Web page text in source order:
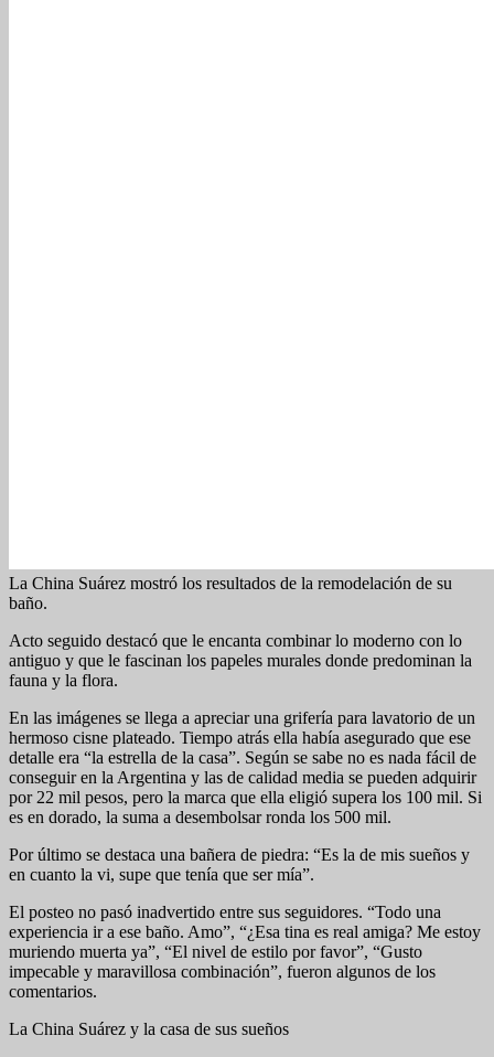
La China Suárez mostró los resultados de la remodelación de su
baño.
Acto seguido destacó que le encanta combinar lo moderno con lo
antiguo y que le fascinan los papeles murales donde predominan la
fauna y la flora.
En las imágenes se llega a apreciar una grifería para lavatorio de un
hermoso cisne plateado. Tiempo atrás ella había asegurado que ese
detalle era “la estrella de la casa”. Según se sabe no es nada fácil de
conseguir en la Argentina y las de calidad media se pueden adquirir
por 22 mil pesos, pero la marca que ella eligió supera los 100 mil. Si
es en dorado, la suma a desembolsar ronda los 500 mil.
Por último se destaca una bañera de piedra: “Es la de mis sueños y
en cuanto la vi, supe que tenía que ser mía”.
El posteo no pasó inadvertido entre sus seguidores. “Todo una
experiencia ir a ese baño. Amo”, “¿Esa tina es real amiga? Me estoy
muriendo muerta ya”, “El nivel de estilo por favor”, “Gusto
impecable y maravillosa combinación”, fueron algunos de los
comentarios.
La China Suárez y la casa de sus sueños